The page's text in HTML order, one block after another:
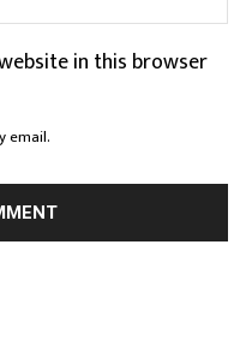
in this browser
email.